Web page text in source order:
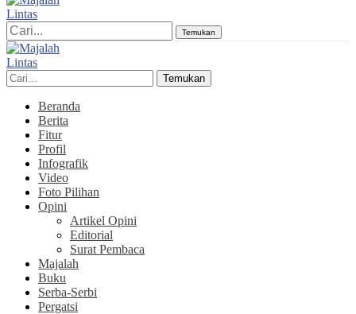
Temukan
Temukan
Beranda
Berita
Fitur
Profil
Infografik
Video
Foto Pilihan
Opini
Artikel Opini
Editorial
Surat Pembaca
Majalah
Buku
Serba-Serbi
Pergatsi